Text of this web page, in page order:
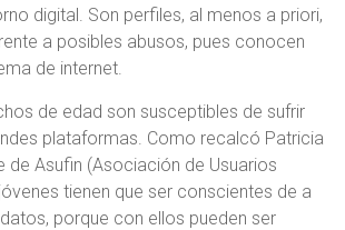
digital. Son perfiles, al menos a priori,
a posibles abusos, pues conocen
de internet.
de edad son susceptibles de sufrir
plataformas. Como recalcó Patricia
de Asufin (Asociación de Usuarios
tienen que ser conscientes de a
porque con ellos pueden ser